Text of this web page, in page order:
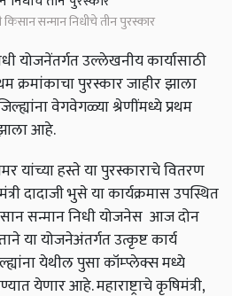
किसान सन्मान निधीचे तीन पुरस्कार
योजनेंतर्गत उल्लेखनीय कार्यासाठी
क्रमांकाचा पुरस्कार जाहीर झाला
वेगवेगळ्या श्रेणींमध्ये प्रथम
आहे.
यांच्या हस्ते या पुरस्काराचे वितरण
दादाजी भुसे या कार्यक्रमास उपस्थित
सन्मान निधी योजनेस आज दोन
या योजनेअंतर्गत उत्कृष्ट कार्य
येथील पुसा कॉम्प्लेक्स मध्ये
येणार आहे. महाराष्ट्राचे कृषिमंत्री,